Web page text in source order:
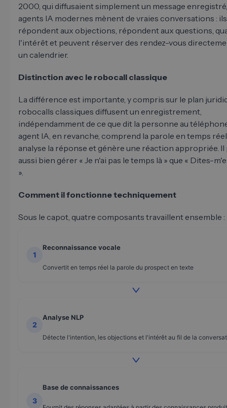
2000, qui diffusaient simplement un message
agents IA modernes mènent de vraies conversations : ils
répondent aux objections, répondent aux questions,
l'intérêt et peuvent réserver des rendez-vous
un calendrier.
Distinction avec le robocall classique
La différence est importante, y compris sur le plan
robocalls classiques diffusent un enregistrement,
indépendamment de ce que dit la personne au
agent IA, en revanche, comprend la parole en temps
analyse la réponse et génère une réaction appropriée. Il
aussi bien gérer « Je n'ai pas le temps là » que « Dites-
».
Comment il fonctionne techniquement
Sous le capot, quatre composants travaillent ensemble :
1
Reconnaissance vocale
Convertit en temps réel la parole du prospect en texte
2
Analyse NLP
Détecte l'intention, les objections et l'intérêt au fil de la
3
Base de connaissances